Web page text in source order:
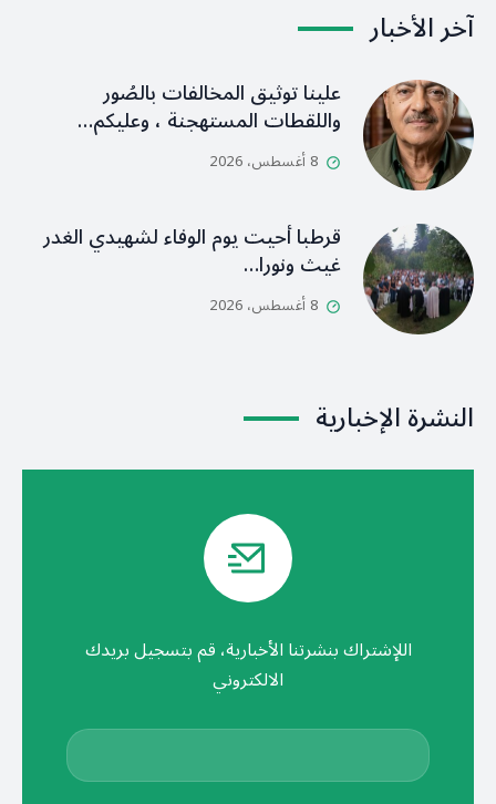
آخر الأخبار
علينا توثيق المخالفات بالصُور
واللقطات المستهجنة ، وعليكم…
8 أغسطس، 2026
قرطبا أحيت يوم الوفاء لشهيدي الغدر
غيث ونورا…
8 أغسطس، 2026
النشرة الإخبارية
اللإشتراك بنشرتنا الأخبارية، قم بتسجيل بريدك
الالكتروني